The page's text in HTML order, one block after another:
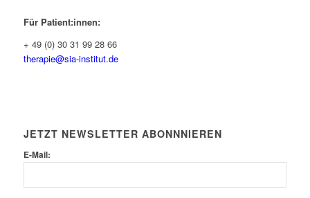
Für Patient:innen:
+ 49 (0) 30 31 99 28 66
therapie@sia-institut.de
JETZT NEWSLETTER ABONNNIEREN
E-Mail: